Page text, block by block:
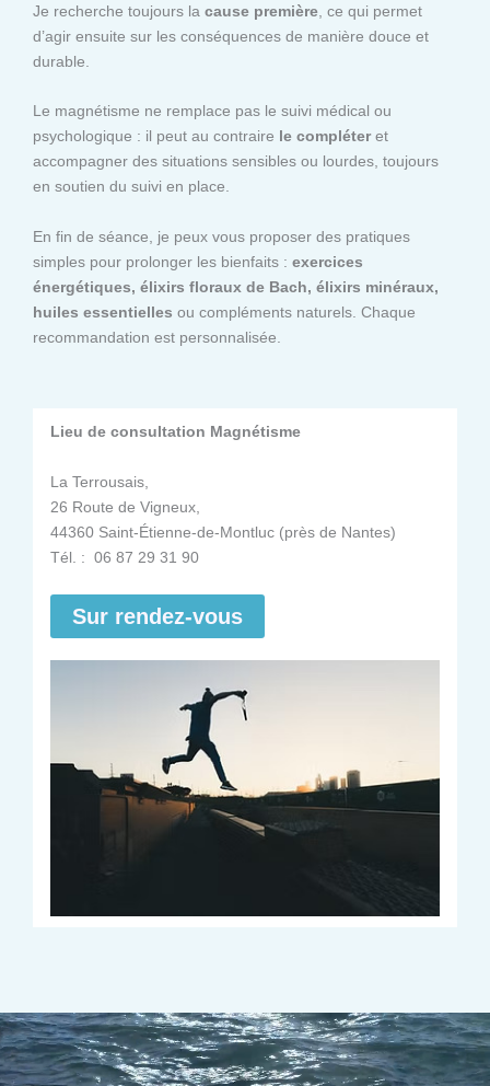
Je recherche toujours la cause première , ce qui permet
d’agir ensuite sur les conséquences de manière douce et
durable.
Le magnétisme ne remplace pas le suivi médical ou
psychologique : il peut au contraire le compléteret
accompagner des situations sensibles ou lourdes, toujours
en soutien du suivi en place.
En fin de séance, je peux vous proposer des pratiques
simples pour prolonger les bienfaits : exercices
énergétiques, élixirs floraux de Bach, élixirs minéraux,
huiles essentielles ou compléments naturels. Chaque
recommandation est personnalisée.
Lieu de consultation Magnétisme
La Terrousais,
26 Route de Vigneux,
44360 Saint-Étienne-de-Montluc (près de Nantes)
Tél. : 06 87 29 31 90
Sur rendez-vous